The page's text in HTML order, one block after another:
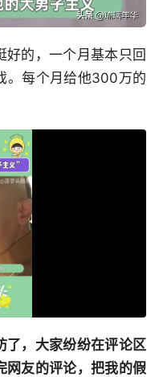
好的，一个月基本只回
。每个月给他300万的
了，大家纷纷在评论区
网友的评论，把我的假